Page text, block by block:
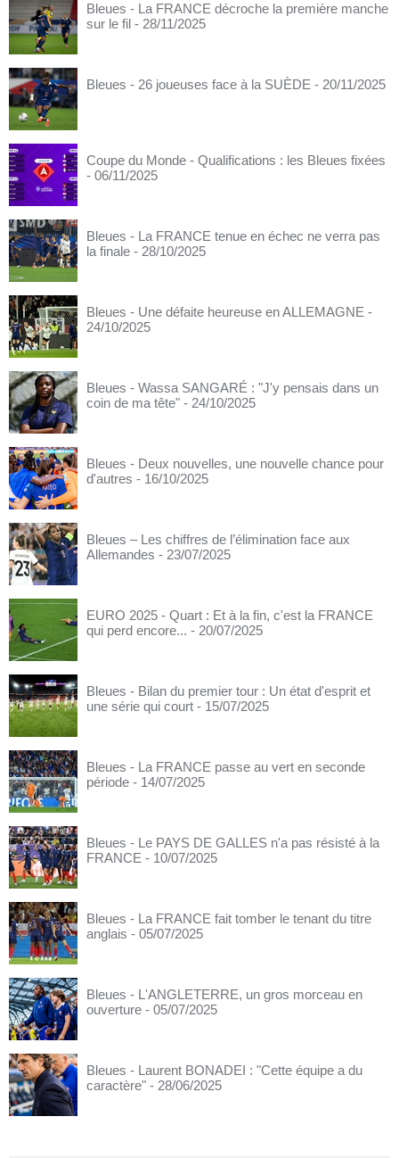
Bleues - La FRANCE décroche la première manche
sur le fil - 28/11/2025
Bleues - 26 joueuses face à la SUÈDE - 20/11/2025
Coupe du Monde - Qualifications : les Bleues fixées
- 06/11/2025
Bleues - La FRANCE tenue en échec ne verra pas
la finale - 28/10/2025
Bleues - Une défaite heureuse en ALLEMAGNE -
24/10/2025
Bleues - Wassa SANGARÉ : "J'y pensais dans un
coin de ma tête" - 24/10/2025
Bleues - Deux nouvelles, une nouvelle chance pour
d'autres - 16/10/2025
Bleues – Les chiffres de l’élimination face aux
Allemandes - 23/07/2025
EURO 2025 - Quart : Et à la fin, c'est la FRANCE
qui perd encore... - 20/07/2025
Bleues - Bilan du premier tour : Un état d'esprit et
une série qui court - 15/07/2025
Bleues - La FRANCE passe au vert en seconde
période - 14/07/2025
Bleues - Le PAYS DE GALLES n'a pas résisté à la
FRANCE - 10/07/2025
Bleues - La FRANCE fait tomber le tenant du titre
anglais - 05/07/2025
Bleues - L'ANGLETERRE, un gros morceau en
ouverture - 05/07/2025
Bleues - Laurent BONADEI : "Cette équipe a du
caractère" - 28/06/2025